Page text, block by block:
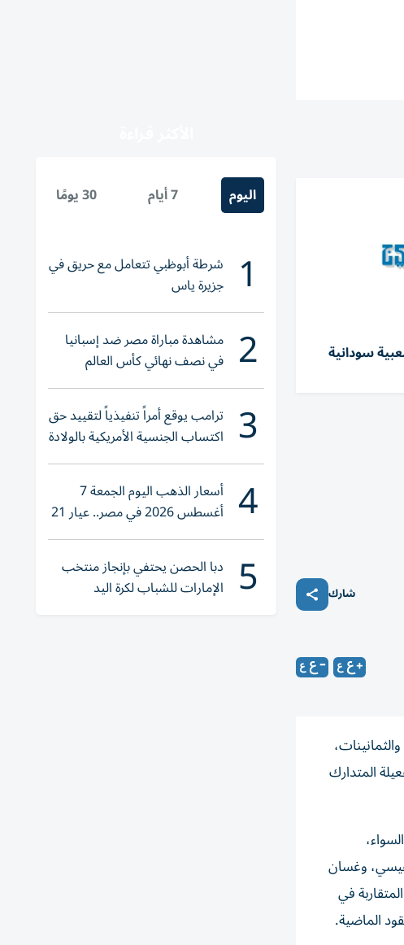
سودانية
شارك
المتدارك
وغسان
في
الماضية.
اليوم 7 أيام 30 يومًا
1 شرطة أبوظبي تتعامل مع حريق في
جزيرة ياس
2 مشاهدة مباراة مصر ضد إسبانيا
في نصف نهائي كأس العالم
لناشئات اليد 2026
3 ترامب يوقع أمراً تنفيذياً لتقييد حق
اكتساب الجنسية الأمريكية بالولادة
4 أسعار الذهب اليوم الجمعة 7
أغسطس 2026 في مصر.. عيار 21
يقترب من هذا الرقم
5 دبا الحصن يحتفي بإنجاز منتخب
الإمارات للشباب لكرة اليد